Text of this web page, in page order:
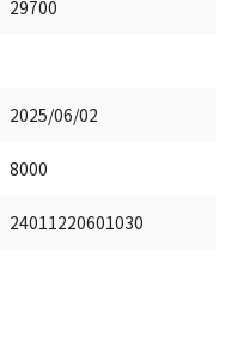
29700
2025/06/02
8000
24011220601030